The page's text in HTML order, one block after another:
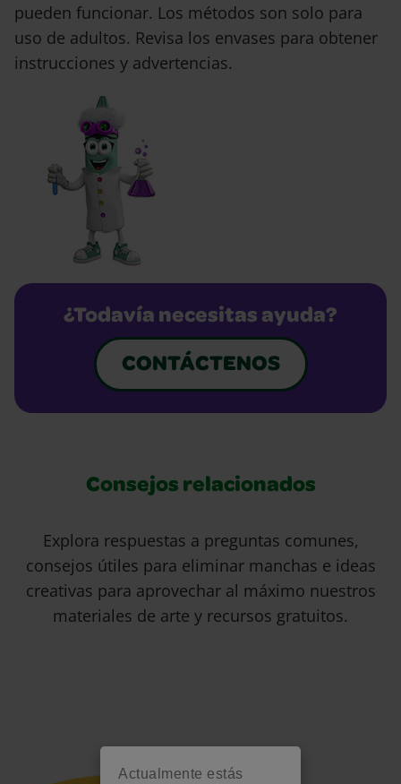
Actualmente estás
pueden funcionar. Los métodos son solo para
uso de adultos. Revisa los envases para obtener
instrucciones y advertencias.
¿Todavía necesitas ayuda?
CONTÁCTENOS
Consejos relacionados
Explora respuestas a preguntas comunes,
consejos útiles para eliminar manchas e ideas
creativas para aprovechar al máximo nuestros
materiales de arte y recursos gratuitos.